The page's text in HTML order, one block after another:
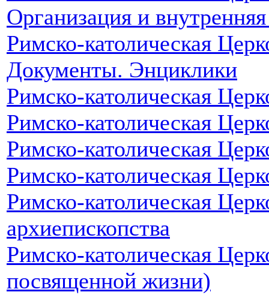
Организация и
Римско-католическая
Документы. Энциклики
Римско-католическая
Римско-католическая
Римско-католическая
Римско-католическая
Римско-католическая
архиепископства
Римско-католическая
посвященной жизни)